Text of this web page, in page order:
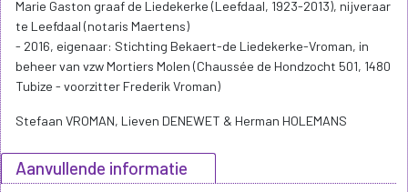
overschreden;
2° het behoud als windmaalvaardige molen met betrekking tot
zowel het interieur, het exterieur als het perceel;
3° Het behoud van de cultuurgoederen op hun huidige plaats in
het monument.
Art. 3.2. De beheersdoelstellingen voor de overgangszone zijn:
1° Het blijvend verzekeren van de huidige windtoevoer en -afvoer.
Verder is het wenselijk om ingrepen die de windtoevoer en -afvoer